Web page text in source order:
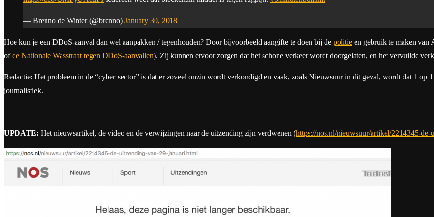
— Brenno de Winter (@brenno) January 30, 2018
Hoe kun je een DDoS-aanval dan wel aanpakken / tegenhouden? Door bijvoorbeeld aangifte te doen bij de politie en gebruik te maken van
ofde Nationale Wasstraat tegen DDoS-aanvallen). Zij kunnen ervoor zorgen dat het schone verkeer wordt doorgelaten, en het vervuilde
Redactie: Het probleem in de “cyber-sector” is dat er zoveel onzin wordt verkondigd en vaak, zoals Nieuwsuur in dit geval, wordt dat 1 op
journalistiek.
UPDATE: Het nieuwsartikel, de video en de verwijzingen naar de uitzending zijn verdwenen (https://nos.nl/nieuwsuur/artikel/2214345-